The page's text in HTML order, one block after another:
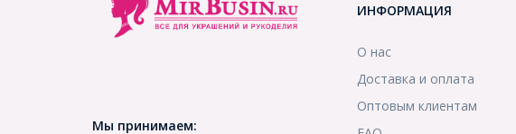
Мы принимаем:
ИНФОРМАЦИЯ
О нас
Доставка и оплата
Оптовым клиентам